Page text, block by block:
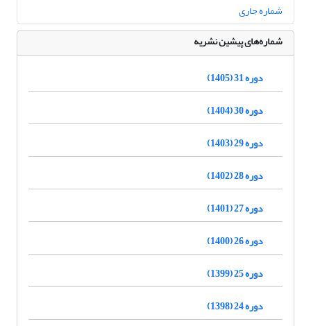
شماره جاری
شماره‌های پیشین نشریه
دوره 31 (1405)
دوره 30 (1404)
دوره 29 (1403)
دوره 28 (1402)
دوره 27 (1401)
دوره 26 (1400)
دوره 25 (1399)
دوره 24 (1398)